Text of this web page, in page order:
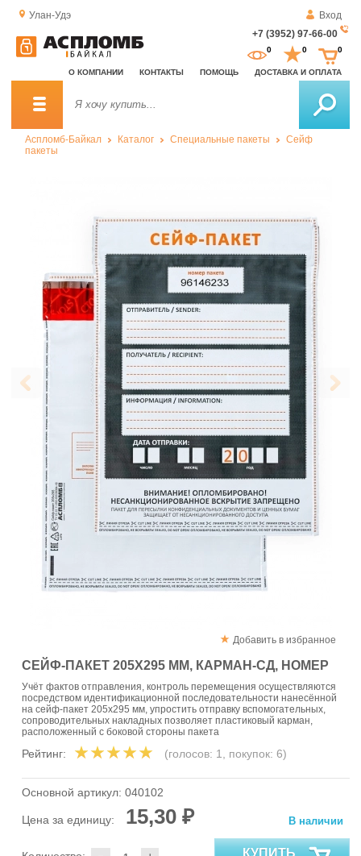
Улан-Удэ
Вход
+7 (3952) 97-66-00
О КОМПАНИИ КОНТАКТЫ ПОМОЩЬ ДОСТАВКА И ОПЛАТА
0 0 0
Аспломб-Байкал Каталог Специальные пакеты
Сейф
пакеты
Добавить в избранное
СЕЙФ-ПАКЕТ 205Х295 ММ, КАРМАН-СД, НОМЕР
Учёт фактов отправления, контроль перемещения осуществляются
посредством идентификационной последовательности нанесённой
на сейф-пакет 205х295 мм, упростить отправку вспомогательных,
сопроводительных накладных позволяет пластиковый карман,
расположенный с боковой стороны пакета
Рейтинг: (голосов: 1, покупок: 6)
Основной артикул: 040102
Цена за единицу: 15,30 ₽ В наличии
КУПИТЬ